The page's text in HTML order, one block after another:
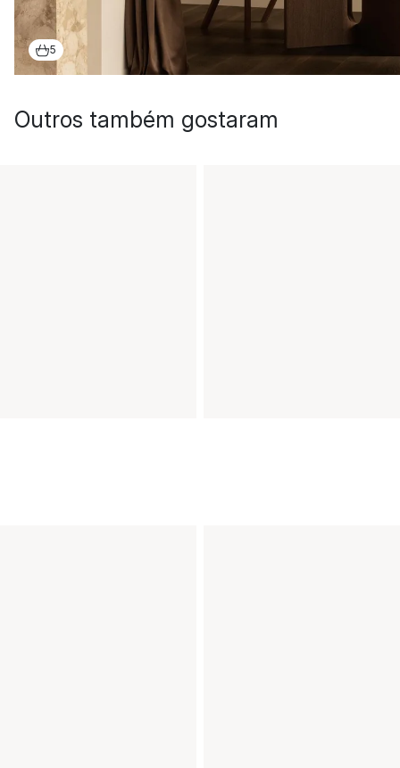
5
Outros também gostaram